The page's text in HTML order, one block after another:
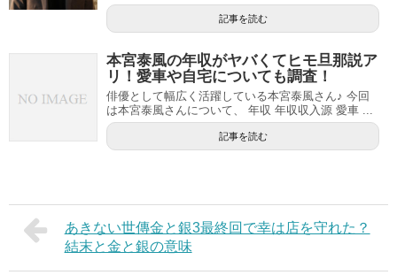
記事を読む
本宮泰風の年収がヤバくてヒモ旦那説ア
リ！愛車や自宅についても調査！
俳優として幅広く活躍している本宮泰風さん♪ 今回
は本宮泰風さんについて、 年収 年収収入源 愛車 ...
記事を読む
あきない世傳金と銀3最終回で幸は店を守れた？
結末と金と銀の意味